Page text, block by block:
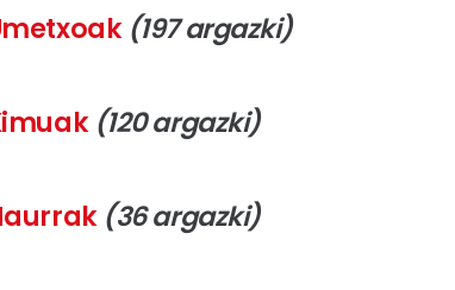
(197 argazki)
(120 argazki)
(36 argazki)